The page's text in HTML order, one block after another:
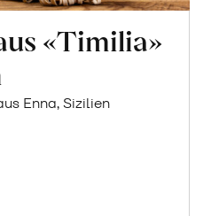
«Timilia»
Enna, Sizilien